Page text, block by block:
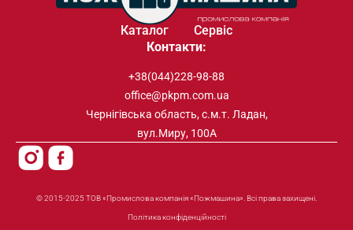
Каталог
Сервіс
Контакти:
+38(044)228-98-88
office@pkpm.com.ua
Чернігівська область, с.м.т. Ладан,
вул.Миру, 100А
© 2015-2025 ТОВ «Промислова компанія «Пожмашина». Всі права захищені.
Політика конфіденційності